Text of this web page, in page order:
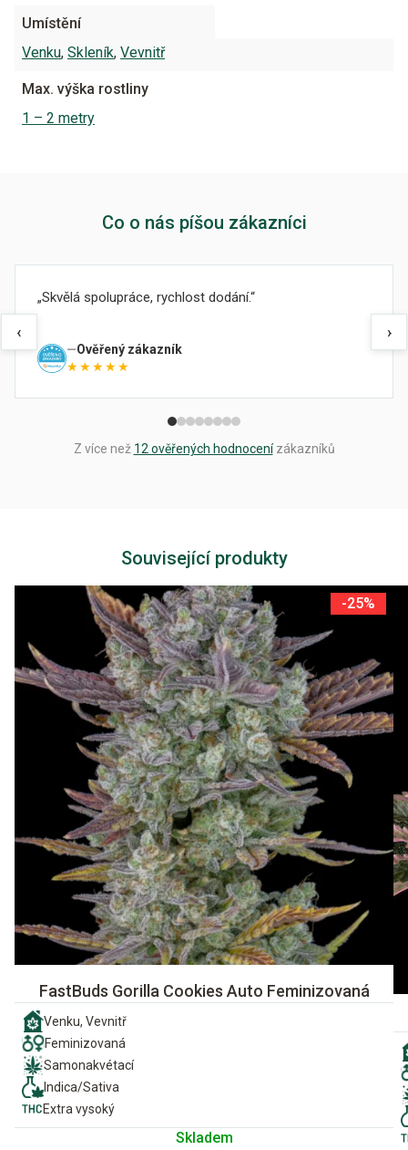
Umístění
Venku, Skleník, Vevnitř
Max. výška rostliny
1 – 2 metry
Co o nás píšou zákazníci
‹
Skvělá spolupráce, rychlost dodání.
Ověřený zákazník
★★★★★
›
Z více než 12 ověřených hodnocenízákazníků
Související produkty
-25%
FastBuds Gorilla Cookies Auto Feminizovaná
Venku, Vevnitř
Feminizovaná
Samonakvétací
Indica/Sativa
Extra vysoký
Skladem